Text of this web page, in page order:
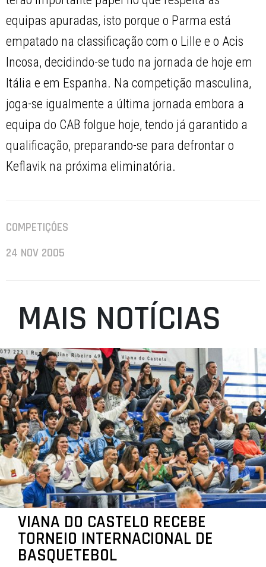
equipas apuradas, isto porque o Parma está
empatado na classificação com o Lille e o Acis
Incosa, decidindo-se tudo na jornada de hoje em
Itália e em Espanha. Na competição masculina,
joga-se igualmente a última jornada embora a
equipa do CAB folgue hoje, tendo já garantido a
qualificação, preparando-se para defrontar o
Keflavik na próxima eliminatória.
COMPETIÇÕES
24 NOV 2005
MAIS NOTÍCIAS
VIANA DO CASTELO RECEBE
TORNEIO INTERNACIONAL DE
BASQUETEBOL